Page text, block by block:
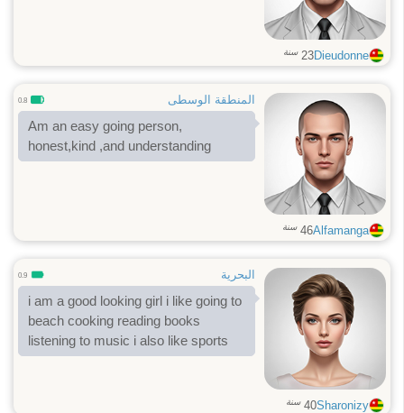
Dieudonne
23 سنة
المنطقة الوسطى 0.8
Am an easy going person,
honest,kind ,and understanding
Alfamanga
46 سنة
البحرية 0.9
i am a good looking girl i like going to
beach cooking reading books
listening to music i also like sports
Sharonizy
40 سنة